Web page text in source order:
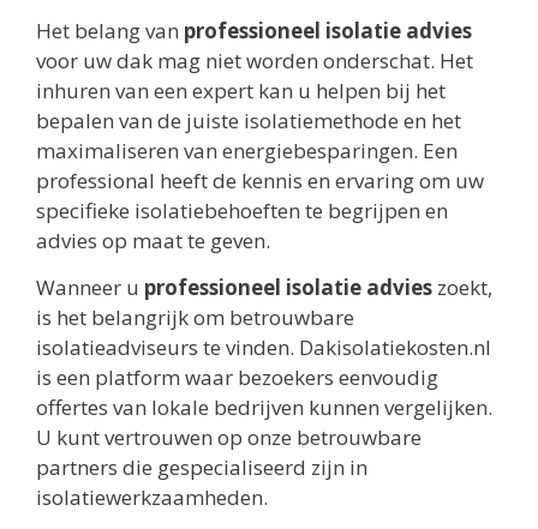
Het belang van professioneel isolatie advies
voor uw dak mag niet worden onderschat. Het
inhuren van een expert kan u helpen bij het
bepalen van de juiste isolatiemethode en het
maximaliseren van energiebesparingen. Een
professional heeft de kennis en ervaring om uw
specifieke isolatiebehoeften te begrijpen en
advies op maat te geven.
Wanneer u professioneel isolatie advies zoekt,
is het belangrijk om betrouwbare
isolatieadviseurs te vinden. Dakisolatiekosten.nl
is een platform waar bezoekers eenvoudig
offertes van lokale bedrijven kunnen vergelijken.
U kunt vertrouwen op onze betrouwbare
partners die gespecialiseerd zijn in
isolatiewerkzaamheden.